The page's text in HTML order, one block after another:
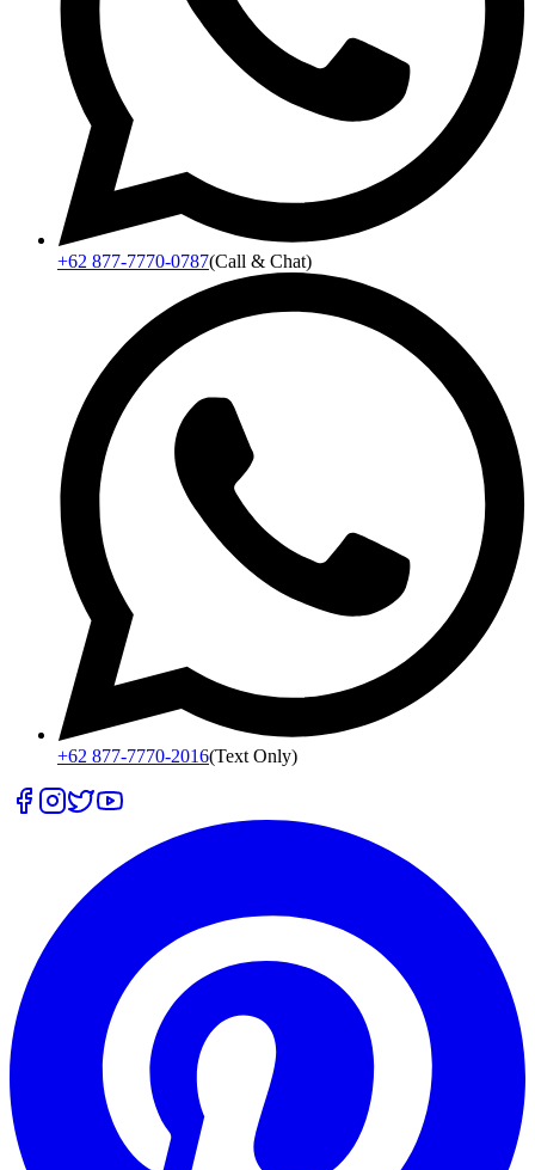
+62 877-7770-0787(Call & Chat)
+62 877-7770-2016(Text Only)